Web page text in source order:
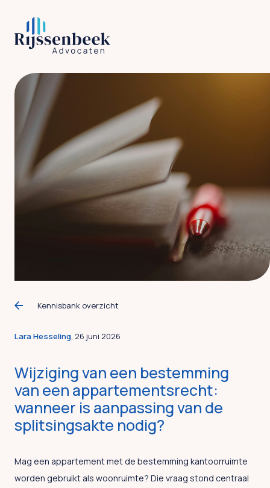
Kennisbank overzicht
Lara Hesseling, 26 juni 2026
Wijziging van een bestemming
van een appartementsrecht:
wanneer is aanpassing van de
splitsingsakte nodig?
Mag een appartement met de bestemming kantoorruimte
worden gebruikt als woonruimte? Die vraag stond centraal